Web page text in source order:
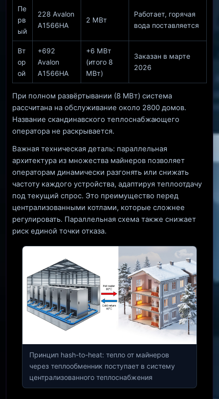
Пе
рв
ый
228 Avalon
A1566HA
2 МВт
Работает, горячая
вода поставляется
Вт
ор
ой
+692
Avalon
A1566HA
+6 МВт
(итого 8
МВт)
Заказан в марте
2026
При полном развёртывании (8 МВт) система
рассчитана на обслуживание около 2800 домов.
Название скандинавского теплоснабжающего
оператора не раскрывается.
Важная техническая деталь: параллельная
архитектура из множества майнеров позволяет
операторам динамически разгонять или снижать
частоту каждого устройства, адаптируя теплоотдачу
под текущий спрос. Это преимущество перед
централизованными котлами, которые сложнее
регулировать. Параллельная схема также снижает
риск единой точки отказа.
Принцип hash-to-heat: тепло от майнеров
через теплообменник поступает в систему
централизованного теплоснабжения